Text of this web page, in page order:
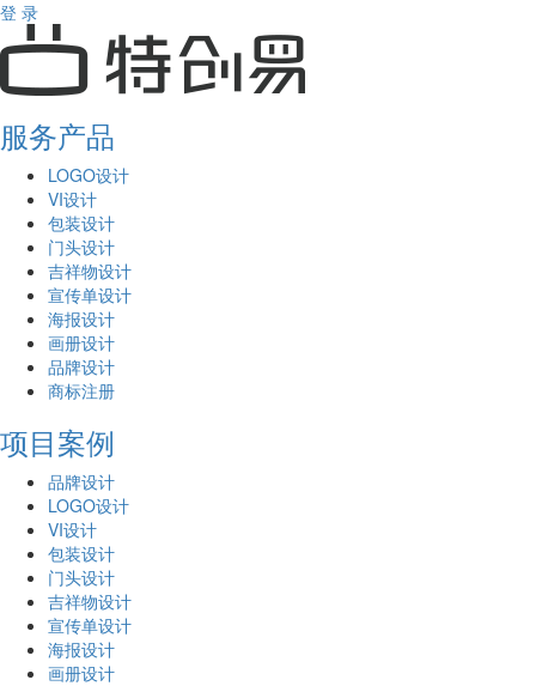
登 录
服务产品
LOGO设计
VI设计
包装设计
门头设计
吉祥物设计
宣传单设计
海报设计
画册设计
品牌设计
商标注册
项目案例
品牌设计
LOGO设计
VI设计
包装设计
门头设计
吉祥物设计
宣传单设计
海报设计
画册设计